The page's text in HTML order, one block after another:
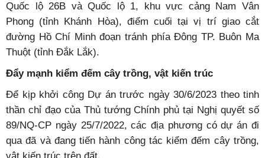
Quốc lộ 26B và Quốc lộ 1, khu vực cảng Nam Vân
Phong (tỉnh Khánh Hòa), điểm cuối tại vị trí giao cắt
đường Hồ Chí Minh đoạn tránh phía Đông TP. Buôn Ma
Thuột (tỉnh Đắk Lắk).
Đẩy mạnh kiểm đếm cây trồng, vật kiến trúc
Để kịp khởi công Dự án trước ngày 30/6/2023 theo tinh
thần chỉ đạo của Thủ tướng Chính phủ tại Nghị quyết số
89/NQ-CP ngày 25/7/2022, các địa phương có dự án đi
qua đã và đang tiến hành công tác kiểm đếm cây trồng,
vật kiến trúc trên đất.